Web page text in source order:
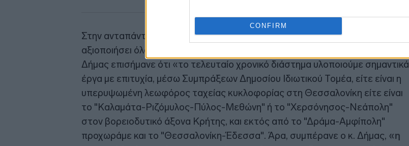
CONFIRM
Στην ανταπάντησή του, και με αφορμή την προσπάθεια της κυβέρνησης να
αξιοποιήσει όλα τα διαθέσιμα χρηματοδοτικά εργαλεία (ΠΔΕ, ΤΑΑ, ΣΔΙΤ), ο κ.
Δήμας επισήμανε ότι «το τελευταίο χρονικό διάστημα υλοποιούμε σημαντικά
έργα με επιτυχία, μέσω Συμπράξεων Δημοσίου Ιδιωτικού Τομέα, είτε είναι η
υπερυψωμένη λεωφόρος ταχείας κυκλοφορίας στη Θεσσαλονίκη είτε είναι
το "Καλαμάτα-Ριζόμυλος-Πύλος-Μεθώνη" ή το "Χερσόνησος-Νεάπολη"
στον βορειοδυτικό άξονα Κρήτης, και εκτός από το "Δράμα-Αμφίπολη"
προχωράμε και το "Θεσσαλονίκη-Έδεσσα". Άρα, συμπέρανε ο κ. Δήμας, «η